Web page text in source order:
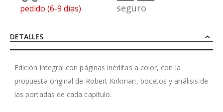
pedido (6-9 días)
seguro
DETALLES
Edición integral con páginas inéditas a color, con la
propuesta original de Robert Kirkman, bocetos y análisis de
las portadas de cada capítulo.